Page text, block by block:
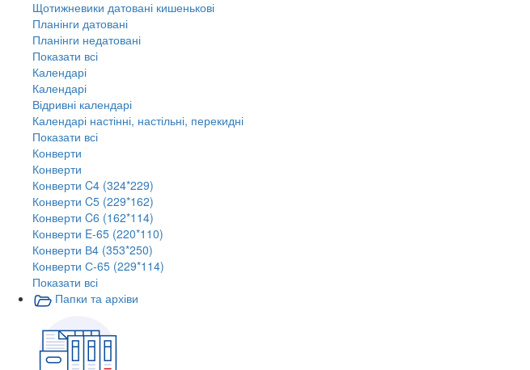
Щотижневики датовані кишенькові
Планінги датовані
Планінги недатовані
Показати всі
Календарі
Календарі
Відривні календарі
Календарі настінні, настільні, перекидні
Показати всі
Конверти
Конверти
Конверти C4 (324*229)
Конверти C5 (229*162)
Конверти C6 (162*114)
Конверти E-65 (220*110)
Конверти В4 (353*250)
Конверти С-65 (229*114)
Показати всі
Папки та архіви